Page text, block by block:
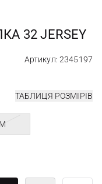
32 JERSEY
Артикул: 2345197
ТАБЛИЦЯ РОЗМІРІВ
M